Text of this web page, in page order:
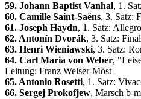
59. Johann Baptist Vanhal, 1.
60. Camille Saint-Saëns, 3. Satz:
61. Joseph Haydn, 1. Satz:
62. Antonín Dvorák, 3. Satz:
63. Henri Wieniawski, 3. Satz:
64. Carl Maria von Weber,
Leitung: Franz Welser-Möst
65. Antonio Rosetti, 1. Satz:
66. Sergej Prokofjew, Marsch b-